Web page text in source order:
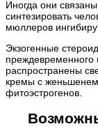
Иногда они
синтезировать
мюллеров
Экзогенные
преждевременного
распространены
кремы с
фитоэстрогенов.